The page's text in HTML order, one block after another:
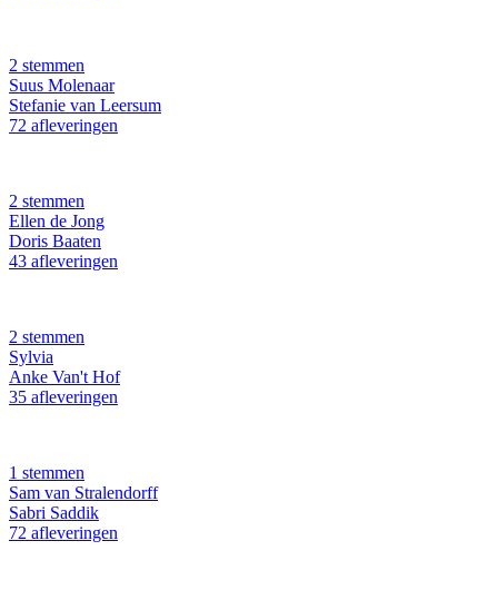
2 stemmen
Suus Molenaar
Stefanie van Leersum
72 afleveringen
2 stemmen
Ellen de Jong
Doris Baaten
43 afleveringen
2 stemmen
Sylvia
Anke Van't Hof
35 afleveringen
1 stemmen
Sam van Stralendorff
Sabri Saddik
72 afleveringen